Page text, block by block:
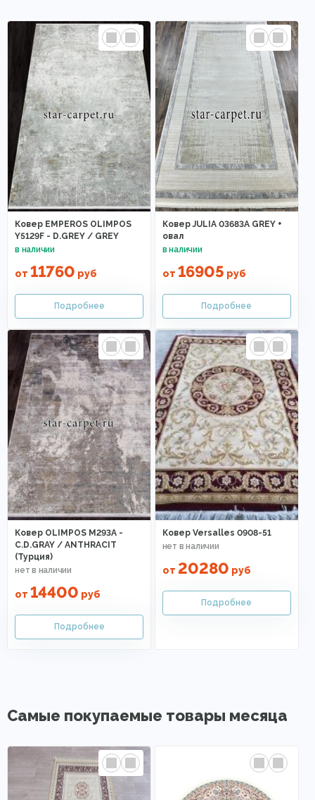
Ковер EMPEROS OLIMPOS
Y5129F - D.GREY / GREY
от 11760 руб
Ковер JULIA 03683A GREY +
овал
от 16905 руб
Ковер OLIMPOS M293A -
C.D.GRAY / ANTHRACIT
(Турция)
от 14400 руб
Ковер Versalles 0908-51
от 20280 руб
Самые покупаемые товары месяца